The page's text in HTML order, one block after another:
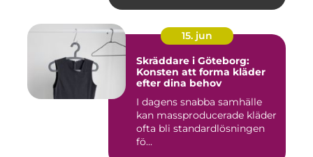
15. jun
Skräddare i Göteborg:
Konsten att forma kläder
efter dina behov
I dagens snabba samhälle
kan massproducerade kläder
ofta bli standardlösningen
fö...